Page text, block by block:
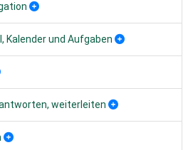
Kalender und Aufgaben
weiterleiten